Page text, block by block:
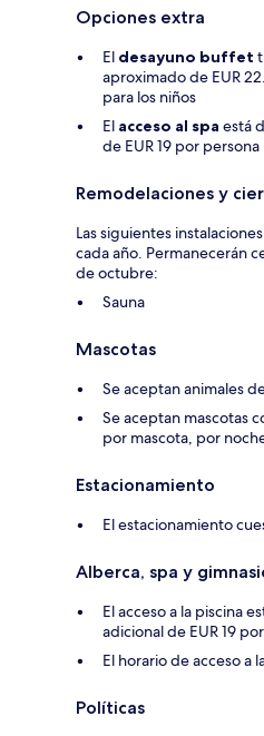
Opciones extra
El desayuno buffet
aproximado de EUR
para los niños
El acceso al spa está
de EUR 19 por
Remodelaciones y
Las siguientes
cada año. Permanecerán
de octubre:
Sauna
Mascotas
Se aceptan animales
Se aceptan mascotas
por mascota, por
Estacionamiento
El estacionamiento
Alberca, spa y
El acceso a la piscina
adicional de EUR 19
El horario de acceso a
Políticas